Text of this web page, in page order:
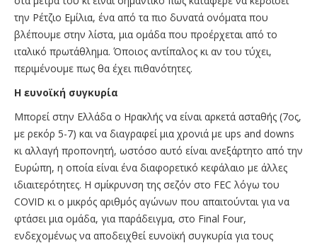
την Ρέτζιο Εμίλια, ένα από τα πιο δυνατά ονόματα που
βλέπουμε στην λίστα, μια ομάδα που προέρχεται από το
ιταλικό πρωτάθλημα. Όποιος αντίπαλος κι αν του τύχει,
περιμένουμε πως θα έχει πιθανότητες.
Η ευνοϊκή συγκυρία
Μπορεί στην Ελλάδα ο Ηρακλής να είναι αρκετά ασταθής (7ος,
με ρεκόρ 5-7) και να διαγραφεί μια χρονιά με ups and downs
κι αλλαγή προπονητή, ωστόσο αυτό είναι ανεξάρτητο από την
Ευρώπη, η οποία είναι ένα διαφορετικό κεφάλαιο με άλλες
ιδιαιτερότητες. Η σμίκρυνση της σεζόν στο FEC λόγω του
COVID κι ο μικρός αριθμός αγώνων που απαιτούνται για να
φτάσει μια ομάδα, για παράδειγμα, στο Final Four,
ενδεχομένως να αποδειχθεί ευνοϊκή συγκυρία για τους